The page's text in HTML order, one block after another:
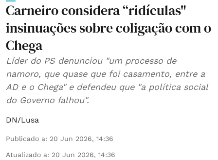
Carneiro considera “ridículas"
insinuações sobre coligação com o
Chega
Líder do PS denunciou "um processo de
namoro, que quase que foi casamento, entre a
AD e o Chega" e defendeu que "a política social
do Governo falhou".
DN/Lusa
Publicado a: 20 Jun 2026, 14:36
Atualizado a: 20 Jun 2026, 14:36